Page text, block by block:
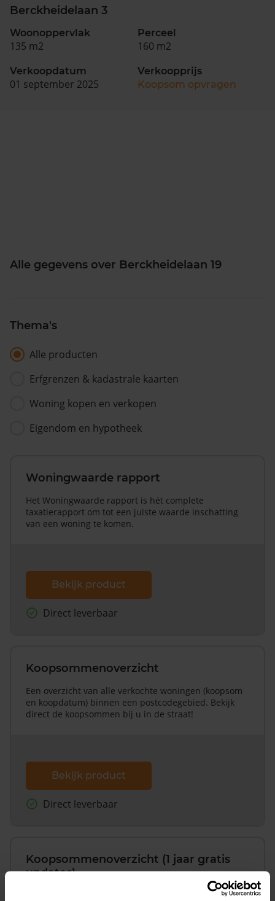
Berckheidelaan 3
Woonoppervlak
135 m2
Perceel
160 m2
Verkoopdatum
01 september 2025
Verkoopprijs
Koopsom opvragen
Alle gegevens over Berckheidelaan 19
Thema's
Alle producten
Erfgrenzen & kadastrale kaarten
Woning kopen en verkopen
Eigendom en hypotheek
Woningwaarde rapport
Het Woningwaarde rapport is hét complete
taxatierapport om tot een juiste waarde inschatting
van een woning te komen.
Bekijk product
Direct leverbaar
Koopsommenoverzicht
Een overzicht van alle verkochte woningen (koopsom
en koopdatum) binnen een postcodegebied. Bekijk
direct de koopsommen bij u in de straat!
Bekijk product
Direct leverbaar
Koopsommenoverzicht (1 jaar gratis
updates)